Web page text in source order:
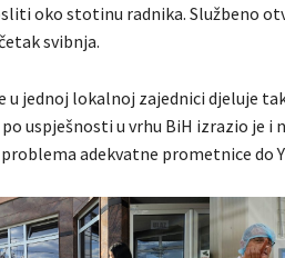
oko stotinu radnika. Službeno
svibnja.
u jednoj lokalnoj zajednici djeluje
uspješnosti u vrhu BiH izrazio je i
adekvatne prometnice do